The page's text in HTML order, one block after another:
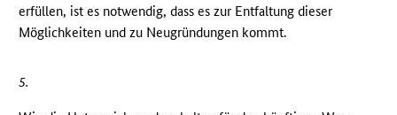
erfüllen, ist es notwendig, dass es zur Entfaltung dieser
Möglichkeiten und zu Neugründungen kommt.
5.